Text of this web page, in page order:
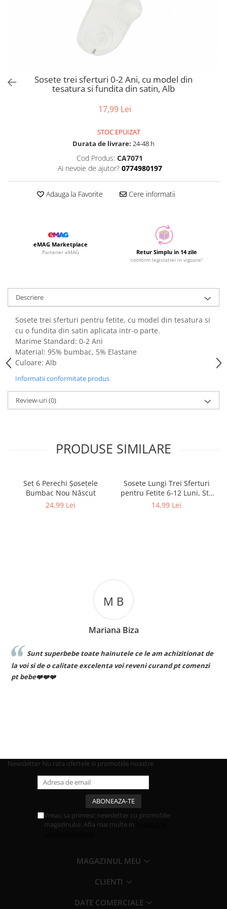
Sosete trei sferturi 0-2 Ani, cu model din
tesatura si fundita din satin, Alb
17,99 Lei
STOC EPUIZAT
Durata de livrare: 24-48 h
Cod Produs: CA7071
Ai nevoie de ajutor? 0774980197
Adauga la Favorite Cere informatii
eMAG Marketplace
Partener eMAG Retur Simplu in 14 zile
conform legislatiei in vigoare!
Descriere
Sosete trei sferturi pentru fetite, cu model din tesatura si
cu o fundita din satin aplicata intr-o parte.
Marime Standard: 0-2 Ani
Material: 95% bumbac, 5% Elastane
Culoare: Alb
Informatii conformitate produs
Review-uri(0)
PRODUSE SIMILARE
Set 6 Perechi Şosețele
Bumbac Nou Născut
24,99 Lei
Sosete Lungi Trei Sferturi
pentru Fetite 6-12 Luni, Stil
Dres Dantelat, cu Fundita
14,99 Lei
M B
Mariana Biza
Sunt superbebe toate hainutele ce le am achizitionat de
la voi si de o calitate excelenta voi reveni curand pt comenzi
pt bebe❤️❤️❤️
Newsletter Nu rata ofertele si promotiile noastre
Vreau sa primesc newsletter cu promotiile
magazinului. Afla mai multe in
MAGAZINUL MEU
CLIENTI
DATE COMERCIALE